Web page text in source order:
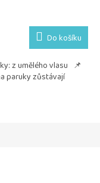
Do košíku
z umělého vlasu 📌
paruky zůstávají